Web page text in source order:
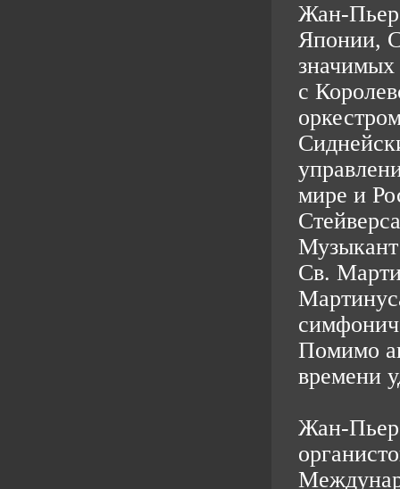
Жан-Пьер
Японии,
значимых
с
мире и
Музыкант
Св.
Помимо
времени
Жан-Пьер